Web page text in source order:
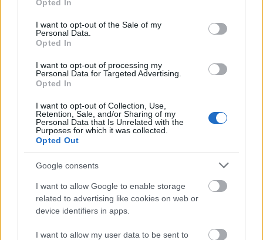
use your data for below specified purposes in below Google
consent section.
Opted In
I want to opt-out of the Sale of my
Personal Data.
Opted In
I want to opt-out of processing my
Personal Data for Targeted Advertising.
Opted In
I want to opt-out of Collection, Use,
Retention, Sale, and/or Sharing of my
Personal Data that Is Unrelated with the
Purposes for which it was collected.
Opted Out
Google consents
I want to allow Google to enable storage
related to advertising like cookies on web or
device identifiers in apps.
I want to allow my user data to be sent to
A lakosságra is fontos szerep hárul a szúnyoginvázió
elkerülésében
MAGYAR ÉPÍTŐK